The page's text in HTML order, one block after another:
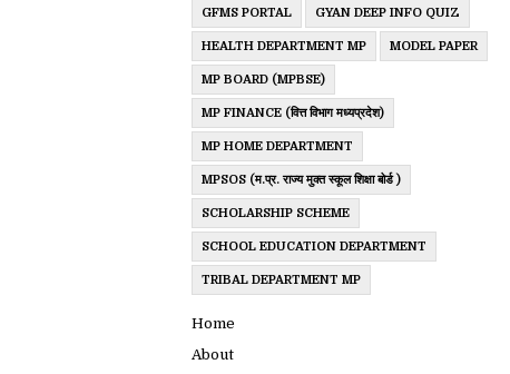
GFMS PORTAL GYAN DEEP INFO QUIZ
HEALTH DEPARTMENT MP MODEL PAPER
MP BOARD (MPBSE)
MP FINANCE (वित्त विभाग मध्यप्रदेश)
MP HOME DEPARTMENT
MPSOS (म.प्र. राज्य मुक्त स्कूल शिक्षा बोर्ड )
SCHOLARSHIP SCHEME
SCHOOL EDUCATION DEPARTMENT
TRIBAL DEPARTMENT MP
Home
About